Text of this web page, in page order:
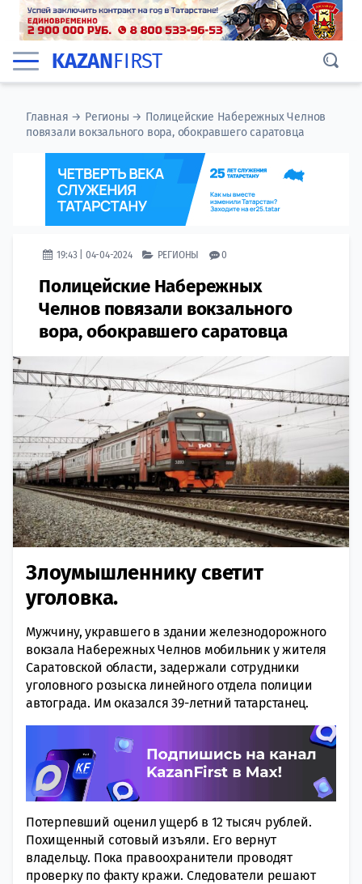
KAZANFIRST
Главная → Регионы → Полицейские Набережных Челнов
повязали вокзального вора, обокравшего саратовца
19:43 | 04-04-2024 РЕГИОНЫ 0
Полицейские Набережных
Челнов повязали вокзального
вора, обокравшего саратовца
Злоумышленнику светит
уголовка.
Мужчину, укравшего в здании железнодорожного
вокзала Набережных Челнов мобильник у жителя
Саратовской области, задержали сотрудники
уголовного розыска линейного отдела полиции
автограда. Им оказался 39-летний татарстанец.
Потерпевший оценил ущерб в 12 тысяч рублей.
Похищенный сотовый изъяли. Его вернут
владельцу. Пока правоохранители проводят
проверку по факту кражи. Следователи решают